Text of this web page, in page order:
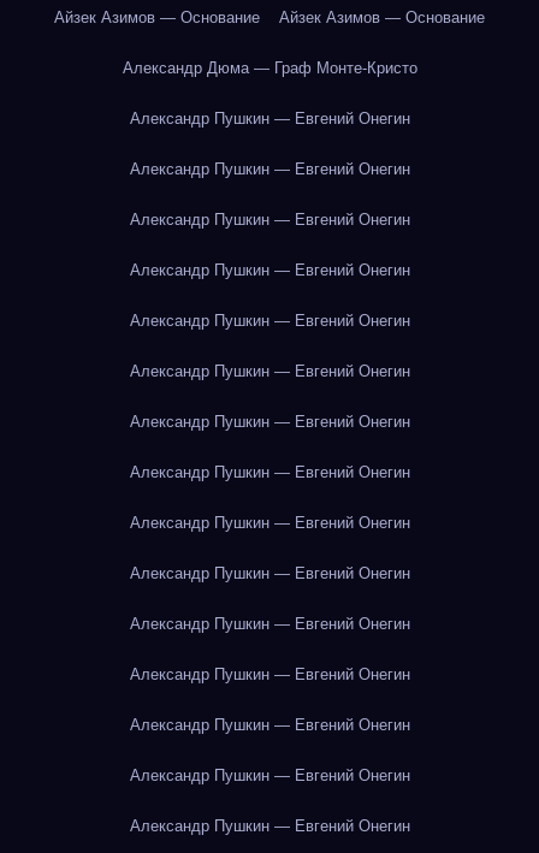
Айзек Азимов — Основание Айзек Азимов — Основание
Александр Дюма — Граф Монте-Кристо
Александр Пушкин — Евгений Онегин
Александр Пушкин — Евгений Онегин
Александр Пушкин — Евгений Онегин
Александр Пушкин — Евгений Онегин
Александр Пушкин — Евгений Онегин
Александр Пушкин — Евгений Онегин
Александр Пушкин — Евгений Онегин
Александр Пушкин — Евгений Онегин
Александр Пушкин — Евгений Онегин
Александр Пушкин — Евгений Онегин
Александр Пушкин — Евгений Онегин
Александр Пушкин — Евгений Онегин
Александр Пушкин — Евгений Онегин
Александр Пушкин — Евгений Онегин
Александр Пушкин — Евгений Онегин